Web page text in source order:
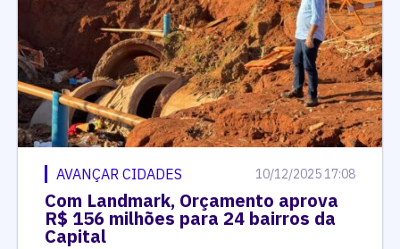
AVANÇAR CIDADES 10/12/2025 17:08
Com Landmark, Orçamento aprova
R$ 156 milhões para 24 bairros da
Capital